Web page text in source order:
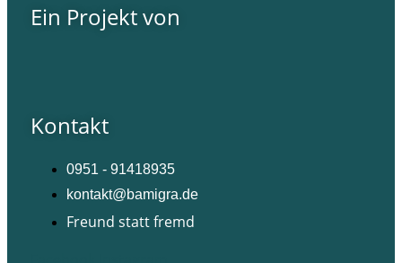
Ein Projekt von
Kontakt
0951 - 91418935
kontakt@bamigra.de
Freund statt fremd